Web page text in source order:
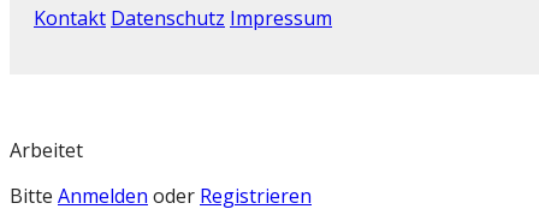
Kontakt Datenschutz Impressum
Arbeitet
Bitte Anmelden oder Registrieren